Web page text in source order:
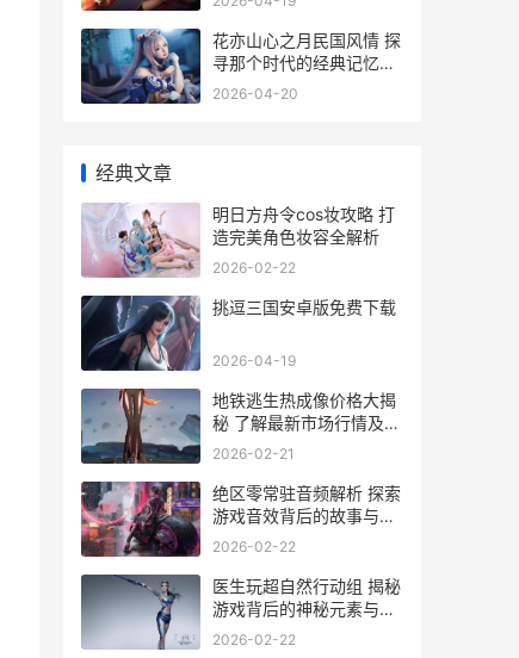
花亦山心之月民国风情 探
寻那个时代的经典记忆与
生活画卷
2026-04-20
经典文章
明日方舟令cos妆攻略 打
造完美角色妆容全解析
2026-02-22
挑逗三国安卓版免费下载
2026-04-19
地铁逃生热成像价格大揭
秘 了解最新市场行情及选
购指南
2026-02-21
绝区零常驻音频解析 探索
游戏音效背后的故事与价
值
2026-02-22
医生玩超自然行动组 揭秘
游戏背后的神秘元素与玩
法攻略
2026-02-22